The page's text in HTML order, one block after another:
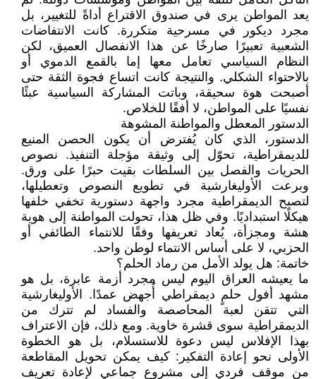
يعد المواطن يرى في صندوق الاقتراع أداةً للتغيير، بل
مجرد ديكور في مسرحية متكررة. كانت الانتفاضات
الشعبية تعبيرًا صارخًا عن هذا الانفصال العميق، لكن
النظام السياسي تعامل معها إما بالقمع الدموي أو
بالاحتواء الشكلي. والنتيجة كانت اتساع فجوة الثقة حتى
أصبحت هوة سحيقة، وباتت المشاركة السياسية عبئًا
نفسيًا على المواطن، لا أفقًا للخلاص.
الدستور المعطل والمواطنة المشوهة
الدستور، الذي كان يُفترض أن يكون الحصن المنيع
للديمقراطية، تحوّل إلى وثيقة مؤجلة التنفيذ. نصوص
الحريات والفصل بين السلطات بقيت حبرًا على ورق.
وبرعت الأوليغارشية في تطويع النصوص وتعطيلها،
لتصبح الديمقراطية مجرد واجهة دستورية تخفي خلفها
هيكلًا استبداديًا. وفي ظل هذا، تحولت المواطنة إلى هوية
هشة ومجزأة، يُعاد تعريفها وفقًا للانتماء الطائفي أو
الحزبي، لا على أساس الانتماء لوطن واحد.
خاتمة: هل يولد الأمل من رماد الحلم؟
ما يعيشه العراق اليوم ليس مجرد أزمة عابرة، بل هو
مشهد أفول حلمٍ ديمقراطي أُجهض عمدًا. الأوليغارشية
التي تتقن لعبة المحاصصة والفساد لم تترك من
الديمقراطية سوى قشرة خاوية. ومع ذلك، فإن الاعتراف
بهذا الإفلاس ليس دعوة للاستسلام، بل هو الخطوة
الأولى نحو إعادة التفكير: كيف يمكن تحويل المقاطعة
من موقف فردي إلى مشروع جماعي لإعادة تعريف